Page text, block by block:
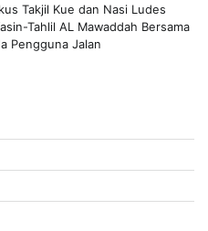
Takjil Kue dan Nasi Ludes
Tahlil AL Mawaddah Bersama
Pengguna Jalan